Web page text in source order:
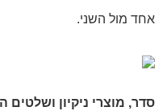
אחד מול השני.
סדר, מוצרי ניקיון